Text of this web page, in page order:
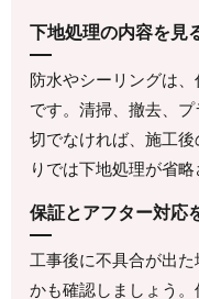
下地処理の内容を見
防水やシーリングは
です。清掃、撤去、
切でなければ、施工
りでは下地処理が省
保証とアフター対応
工事後に不具合が出
かも確認しましょう